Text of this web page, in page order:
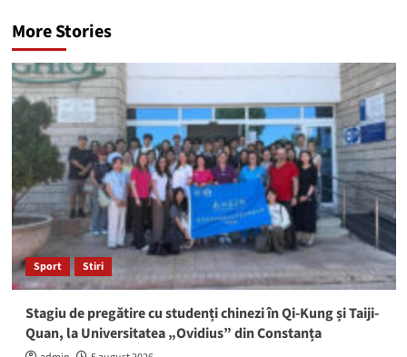
More Stories
Sport Stiri
Stagiu de pregătire cu studenți chinezi în Qi-Kung și Taiji-
Quan, la Universitatea „Ovidius” din Constanța